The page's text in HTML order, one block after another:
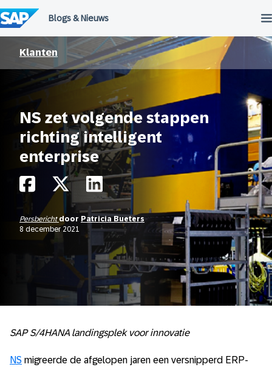
naar
de
inhoud
Klanten
NS zet volgende stappen
richting intelligent
enterprise
Persbericht door Patricia Bueters
8 december 2021
SAP S/4HANA landingsplek voor innovatie
NS migreerde de afgelopen jaren een versnipperd ERP-